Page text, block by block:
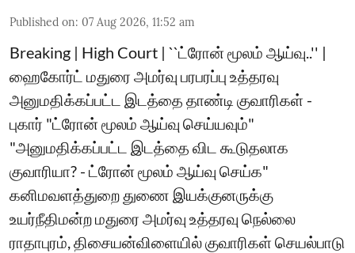
Published on: 07 Aug 2026, 11:52 am
Breaking | High Court | ``ட்ரோன் மூலம் ஆய்வு..'' |
ஹைகோர்ட் மதுரை அமர்வு பரபரப்பு உத்தரவு
அனுமதிக்கப்பட்ட இடத்தை தாண்டி குவாரிகள் -
புகார் "ட்ரோன் மூலம் ஆய்வு செய்யவும்"
"அனுமதிக்கப்பட்ட இடத்தை விட கூடுதலாக
குவாரியா? - ட்ரோன் மூலம் ஆய்வு செய்க"
கனிமவளத்துறை துணை இயக்குனருக்கு
உயர்நீதிமன்ற மதுரை அமர்வு உத்தரவு நெல்லை
ராதாபுரம், திசையன்விளையில் குவாரிகள் செயல்பாடு